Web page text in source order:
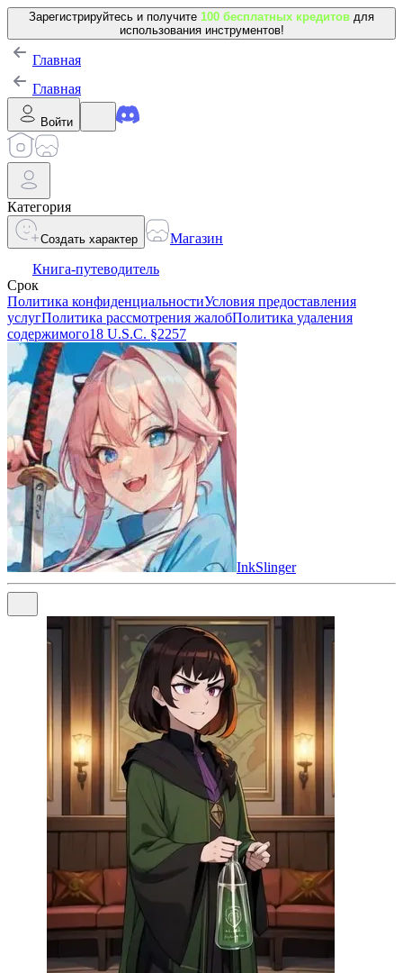
Зарегистрируйтесь и получите 100 бесплатных кредитов для
использования инструментов!
Главная
Главная
Войти
Категория
Создать характер
Магазин
Книга-путеводитель
Срок
Политика конфиденциальностиУсловия предоставления
услугПолитика рассмотрения жалобПолитика удаления
содержимого18 U.S.C. §2257
InkSlinger